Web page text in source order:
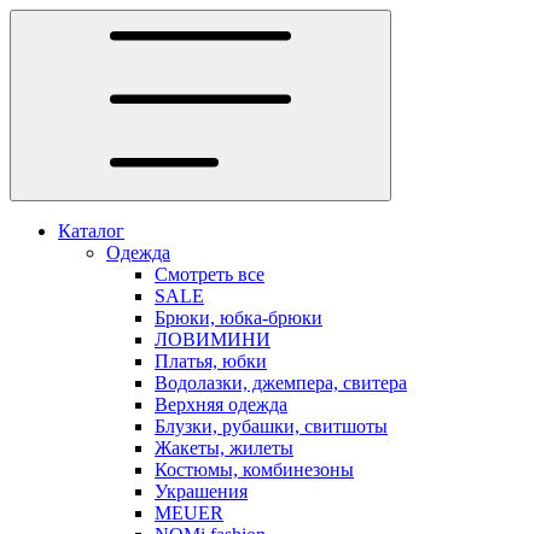
Каталог
Одежда
Смотреть все
SALE
Брюки, юбка-брюки
ЛОВИМИНИ
Платья, юбки
Водолазки, джемпера, свитера
Верхняя одежда
Блузки, рубашки, свитшоты
Жакеты, жилеты
Костюмы, комбинезоны
Украшения
MEUER